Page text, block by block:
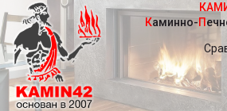
Каминно-